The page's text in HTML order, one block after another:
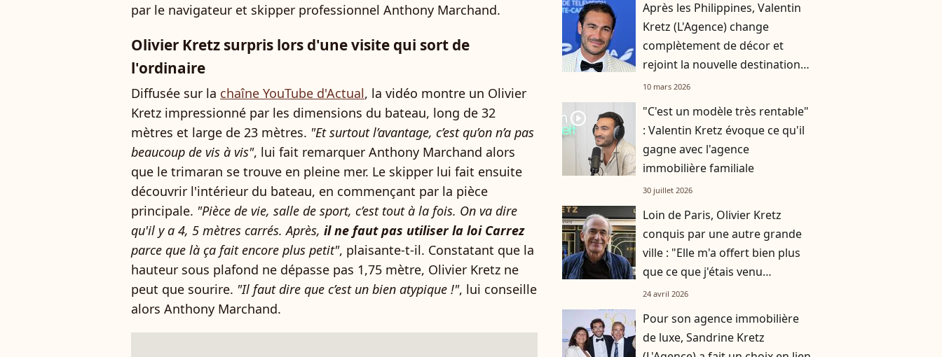
par le navigateur et skipper professionnel Anthony Marchand.
Olivier Kretz surpris lors d'une visite qui sort de
l'ordinaire
Diffusée sur la chaîne YouTube d'Actual, la vidéo montre un Olivier
Kretz impressionné par les dimensions du bateau, long de 32
mètres et large de 23 mètres. "Et surtout l’avantage, c’est qu’on n’a pas
beaucoup de vis à vis", lui fait remarquer Anthony Marchand alors
que le trimaran se trouve en pleine mer. Le skipper lui fait ensuite
découvrir l'intérieur du bateau, en commençant par la pièce
principale. "Pièce de vie, salle de sport, c’est tout à la fois. On va dire
qu'il y a 4, 5 mètres carrés. Après, il ne faut pas utiliser la loi Carrez
parce que là ça fait encore plus petit", plaisante-t-il. Constatant que la
hauteur sous plafond ne dépasse pas 1,75 mètre, Olivier Kretz ne
peut que sourire. "Il faut dire que c’est un bien atypique !", lui conseille
alors Anthony Marchand.
Après les Philippines, Valentin
Kretz (L'Agence) change
complètement de décor et
rejoint la nouvelle destination
la plus prisée d'une clientèle
10 mars 2026
player2
"C'est un modèle très rentable"
: Valentin Kretz évoque ce qu'il
gagne avec l'agence
immobilière familiale
30 juillet 2026
Loin de Paris, Olivier Kretz
conquis par une autre grande
ville : "Elle m'a offert bien plus
que ce que j'étais venu
chercher"
24 avril 2026
Pour son agence immobilière
de luxe, Sandrine Kretz